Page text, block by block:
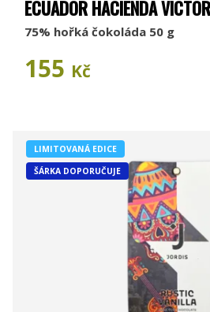
ECUADOR HACIENDA
75% hořká čokoláda 50 g
155 Kč
LIMITOVANÁ EDICE
ŠÁRKA DOPORUČUJE